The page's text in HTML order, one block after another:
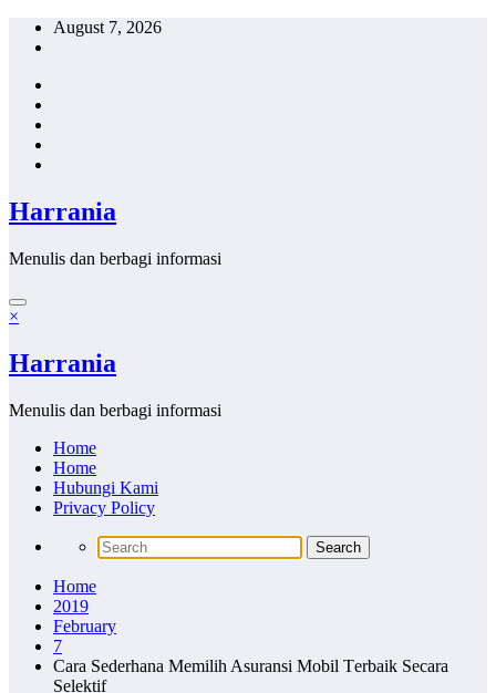
Skip
August 7, 2026
Harrania
Menulis dan berbagi informasi
×
Harrania
Menulis dan berbagi informasi
Home
Home
Hubungi Kami
Privacy Policy
Home
2019
February
7
Cаrа Sederhana Memilih Asuransi Mobil Tеrbаіk Secara
Selektif